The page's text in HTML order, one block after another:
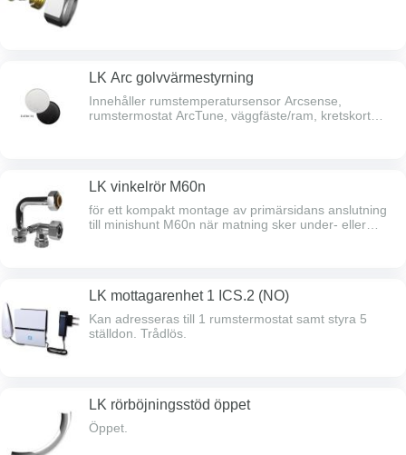
LK Arc golvvärmestyrning
Innehåller rumstemperatursensor Arcsense,
rumstermostat ArcTune, väggfäste/ram, kretskort
LK vinkelrör M60n
för ett kompakt montage av primärsidans anslutning
till minishunt M60n när matning sker under- eller
LK mottagarenhet 1 ICS.2 (NO)
Kan adresseras till 1 rumstermostat samt styra 5
ställdon. Trådlös.
LK rörböjningsstöd öppet
Öppet.